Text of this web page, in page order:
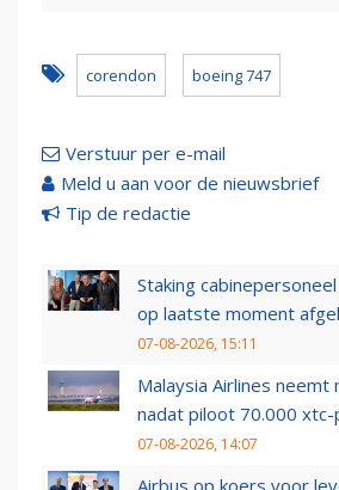
corendon boeing 747
Verstuur per e-mail
Meld u aan voor de nieuwsbrief
Tip de redactie
Staking
op laatste moment
07-08-2026, 15:11
Malaysia Airlines neemt
nadat piloot 70.000 xtc-
07-08-2026, 14:07
Airbus op koers voor